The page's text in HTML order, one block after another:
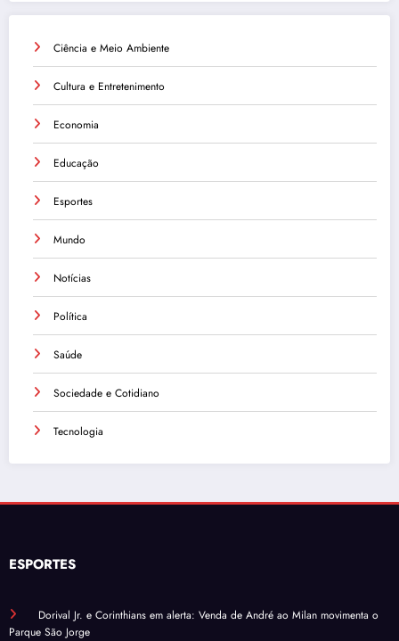
Ciência e Meio Ambiente
Cultura e Entretenimento
Economia
Educação
Esportes
Mundo
Notícias
Política
Saúde
Sociedade e Cotidiano
Tecnologia
ESPORTES
Dorival Jr. e Corinthians em alerta: Venda de André ao Milan movimenta o
Parque São Jorge